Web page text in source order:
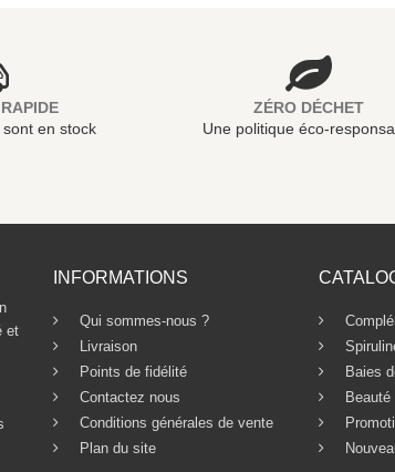
en stock
ZÉRO DÉCHET
Une politique éco-
et
INFORMATIONS
Qui sommes-nous ?
Livraison
Points de fidélité
Contactez nous
Conditions générales de vente
Plan du site
Baies
Beauté